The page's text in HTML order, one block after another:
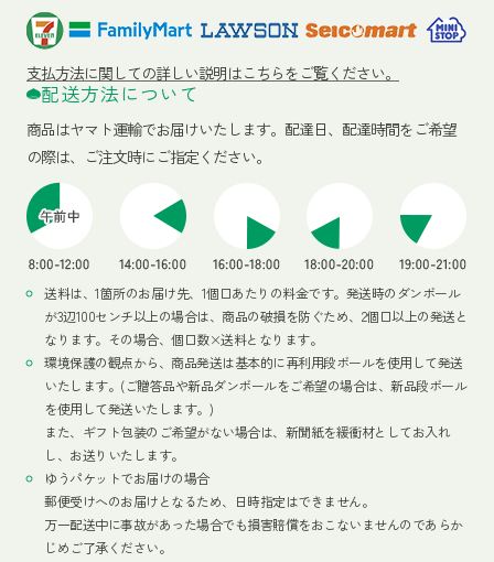
支払方法に関しての詳しい説明はこちらをご覧ください。
配送方法について
商品はヤマト運輸でお届けいたします。 配達日、配達時間をご希望
の際は、ご注文時にご指定ください。
送料は、1箇所のお届け先、1個口あたりの料金です。発送時のダンボール
が3辺100センチ以上の場合は、商品の破損を防ぐため、2個口以上の発送と
なります。その場合、個口数×送料となります。
環境保護の観点から、商品発送は基本的に再利用段ボールを使用して発送
いたします。(ご贈答品や新品ダンボールをご希望の場合は、新品段ボール
を使用して発送いたします。)
また、ギフト包装のご希望がない場合は、新聞紙を緩衝材としてお入れ
し、お送りいたします。
ゆうパケットでお届けの場合
郵便受けへのお届けとなるため、日時指定はできません。
万一配送中に事故があった場合でも損害賠償をおこないませんのであらか
じめご了承ください。